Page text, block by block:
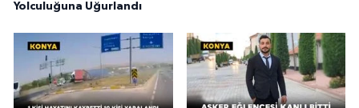
Yolculuğuna Uğurlandı